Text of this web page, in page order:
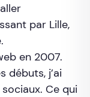
par Lille,
en 2007.
débuts, j’ai
Ce qui